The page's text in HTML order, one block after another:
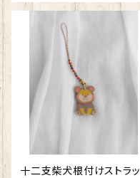
十二支柴犬根付けストラッ